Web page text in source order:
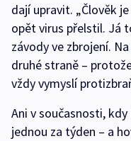
dají upravit. „Člověk
opět virus přelstil. Já
závody ve zbrojení.
druhé straně –
vždy vymyslí
Ani v současnosti,
jednou za týden – a